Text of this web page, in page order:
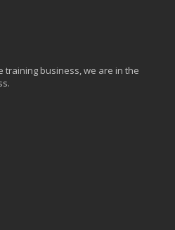
training business, we are in the